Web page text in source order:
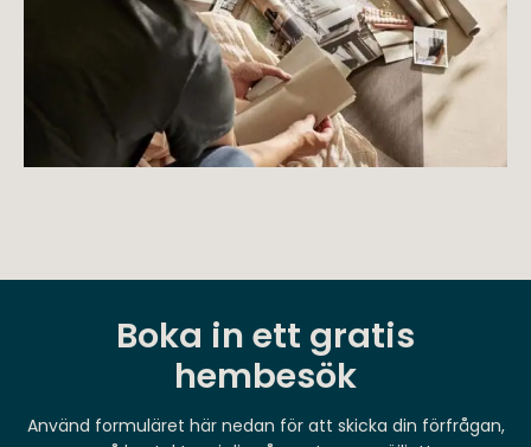
Boka in ett gratis
hembesök
Använd formuläret här nedan för att skicka din förfrågan,